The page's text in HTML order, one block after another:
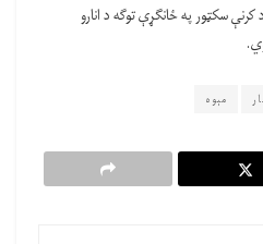
سکټور په ځانګړې توګه د انارو
مېوه